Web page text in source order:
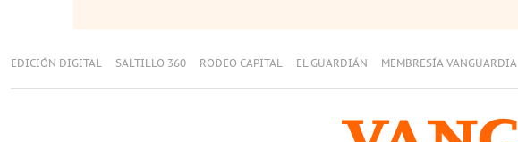
EDICIÓN DIGITAL SALTILLO 360 RODEO CAPITAL EL GUARDIÁN MEMBRESÍA VANGUARDIA